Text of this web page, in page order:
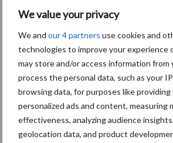
We value your privacy
We and our 4 partners use cookies and
technologies to improve your experience
may store and/or access information from
process the personal data, such as your
browsing data, for purposes like
personalized ads and content, measuring
effectiveness, analyzing audience
geolocation data, and product
marktaandeel
krimpende
Themapagina's
Diergezondheid Bemesting